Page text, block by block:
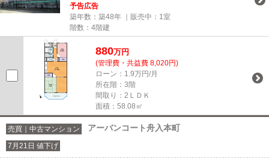
予告広告
築年数：築48年 ｜販売中： 1室
階数：4階建
880万円
(管理費・共益費 8,020円)
ローン：1.9万円/月
所在階：3階
間取り：2ＬＤＫ
面積：58.08㎡
売買｜中古マンション アーバンコート舟入本町
7月21日 値下げ